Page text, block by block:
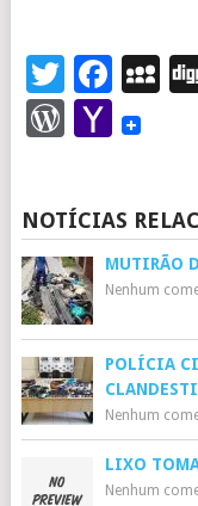
Twitter
Yahoo
NOTÍCIAS
MUTIRÃO
Nenhum
POLÍCIA
Nenhum
LIXO
Nenhum